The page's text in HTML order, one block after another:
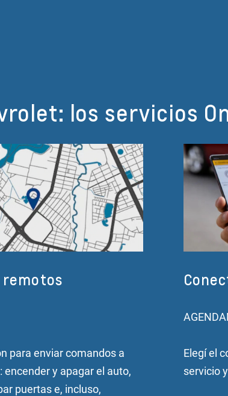
los servicios
remotos
para enviar comandos a
encender y apagar el auto,
puertas e, incluso,
Elegí el
servicio